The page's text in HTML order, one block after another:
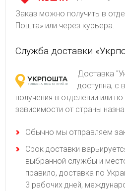
Заказ можно получить в
Пошта» или через курьера.
Служба доставки
Доставка
доступна, с
получения в отделении или
зависимости от страны
Обычно мы отправляем
Срок доставки
выбранной службы и
правило, доставка по
3 рабочих дней,